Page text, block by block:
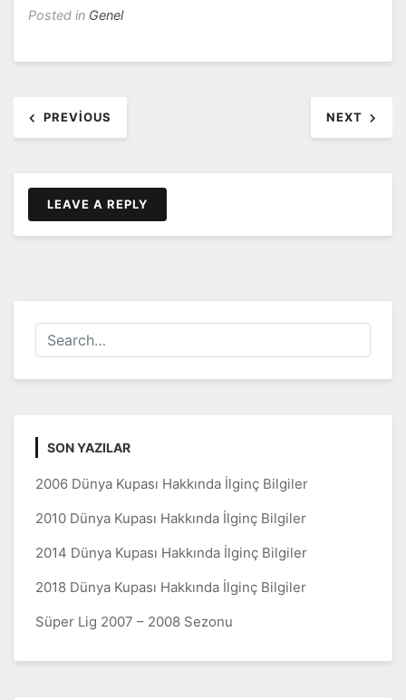
Posted in Genel
dolaşımı
PREVIOUS NEXT
LEAVE A REPLY
SON YAZILAR
2006 Dünya Kupası Hakkında İlginç Bilgiler
2010 Dünya Kupası Hakkında İlginç Bilgiler
2014 Dünya Kupası Hakkında İlginç Bilgiler
2018 Dünya Kupası Hakkında İlginç Bilgiler
Süper Lig 2007 – 2008 Sezonu